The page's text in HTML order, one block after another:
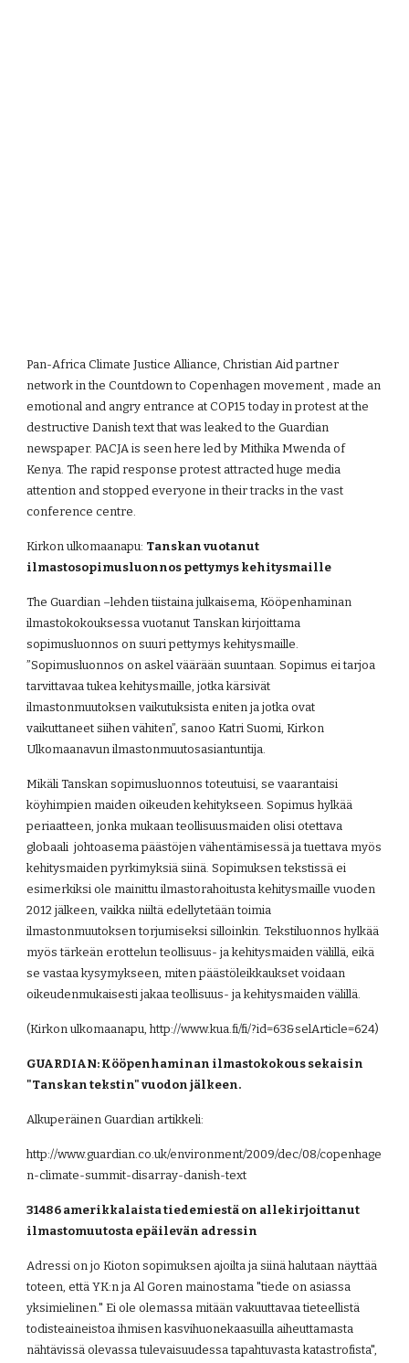
Pan-Africa Climate Justice Alliance, Christian Aid partner
network in the Countdown to Copenhagen movement , made an
emotional and angry entrance at COP15 today in protest at the
destructive Danish text that was leaked to the Guardian
newspaper. PACJA is seen here led by Mithika Mwenda of
Kenya. The rapid response protest attracted huge media
attention and stopped everyone in their tracks in the vast
conference centre.
Kirkon ulkomaanapu: Tanskan vuotanut
ilmastosopimusluonnos pettymys kehitysmaille
The Guardian –lehden tiistaina julkaisema, Kööpenhaminan
ilmastokokouksessa vuotanut Tanskan kirjoittama
sopimusluonnos on suuri pettymys kehitysmaille.
”Sopimusluonnos on askel väärään suuntaan. Sopimus ei tarjoa
tarvittavaa tukea kehitysmaille, jotka kärsivät
ilmastonmuutoksen vaikutuksista eniten ja jotka ovat
vaikuttaneet siihen vähiten”, sanoo Katri Suomi, Kirkon
Ulkomaanavun ilmastonmuutosasiantuntija.
Mikäli Tanskan sopimusluonnos toteutuisi, se vaarantaisi
köyhimpien maiden oikeuden kehitykseen. Sopimus hylkää
periaatteen, jonka mukaan teollisuusmaiden olisi otettava
globaali  johtoasema päästöjen vähentämisessä ja tuettava myös
kehitysmaiden pyrkimyksiä siinä. Sopimuksen tekstissä ei
esimerkiksi ole mainittu ilmastorahoitusta kehitysmaille vuoden
2012 jälkeen, vaikka niiltä edellytetään toimia
ilmastonmuutoksen torjumiseksi silloinkin. Tekstiluonnos hylkää
myös tärkeän erottelun teollisuus- ja kehitysmaiden välillä, eikä
se vastaa kysymykseen, miten päästöleikkaukset voidaan
oikeudenmukaisesti jakaa teollisuus- ja kehitysmaiden välillä.
(Kirkon ulkomaanapu, http://www.kua.fi/fi/?id=63&selArticle=624)
GUARDIAN: Kööpenhaminan ilmastokokous sekaisin
"Tanskan tekstin" vuodon jälkeen.
Alkuperäinen Guardian artikkeli:
http://www.guardian.co.uk/environment/2009/dec/08/copenhage
n-climate-summit-disarray-danish-text
31486 amerikkalaista tiedemiestä on allekirjoittanut
ilmastomuutosta epäilevän adressin
Adressi on jo Kioton sopimuksen ajoilta ja siinä halutaan näyttää
toteen, että YK:n ja Al Goren mainostama "tiede on asiassa
yksimielinen." Ei ole olemassa mitään vakuuttavaa tieteellistä
todisteaineistoa ihmisen kasvihuonekaasuilla aiheuttamasta
nähtävissä olevassa tulevaisuudessa tapahtuvasta katastrofista",